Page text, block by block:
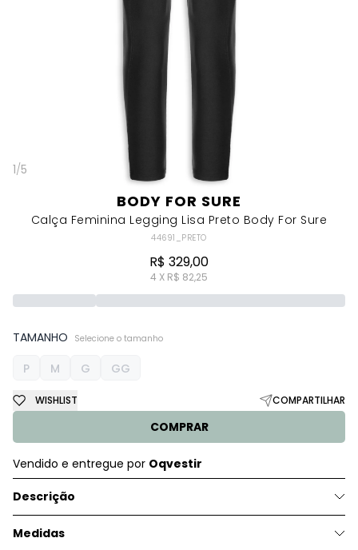
1/5
BODY FOR SURE
Calça Feminina Legging Lisa Preto Body For Sure
44691_PRETO
R$ 329,00
4 X R$ 82,25
TAMANHO Selecione o tamanho
P M G GG
COMPRAR
WISHLIST COMPARTILHAR
Vendido e entregue por Oqvestir
Descrição
Medidas